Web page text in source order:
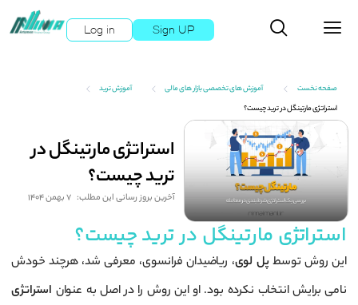
Log in Sign UP
صفحه نخست آموزش های تخصصی بازار های مالی
آموزش ترید
استراتژی مارتینگل در ترید چیست؟
استراتژی مارتینگل در
ترید چیست؟
آخرین بروز رسانی این مطلب: 7 بهمن 1404
استراتژی مارتینگل در ترید چیست؟
این روش توسطپل لوی، ریاضیدان فرانسوی، معرفی شد، هرچند خودش
نامی برایش انتخاب نکرده بود. او این روش را در اصل به عنوان استراتژی